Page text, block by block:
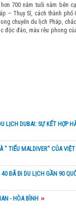
HOA 2026
ANH ĐÀO 2026 (KHƠI
HOA ANH ĐÀO 2026
700 năm tuổi nằm bên
– Thụy Sĩ, cách thành
chuyến du lịch Pháp,
độc đáo, màu rêu phong
LỊCH DUBAI: SỰ KẾT HỢP
" TIỂU MALDIVER" CỦA
40 ĐÃ ĐI DU LỊCH GẦN 90
- HÒA BÌNH